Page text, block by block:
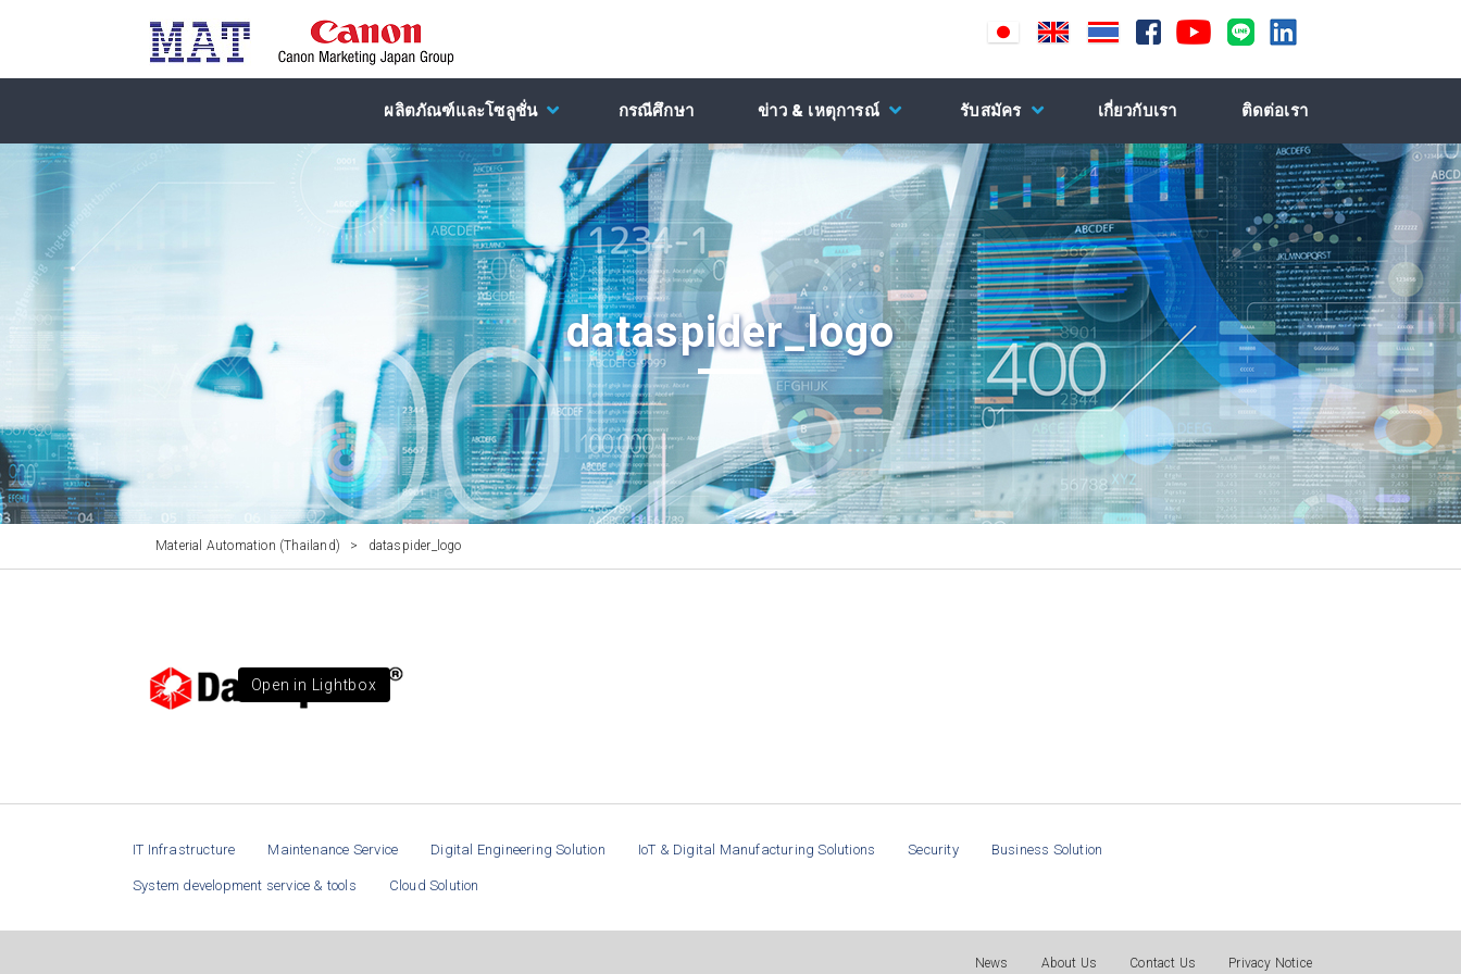
ผลิตภัณฑ์และโซลูชั่น กรณีศึกษา ข่าว & เหตุการณ์ รับสมัคร เกี่ยวกับเรา ติดต่อเรา
dataspider_logo
Material Automation (Thailand) > dataspider_logo
Open in Lightbox
IT Infrastructure Maintenance Service Digital Engineering Solution IoT & Digital Manufacturing Solutions Security Business Solution
System development service & tools Cloud Solution
News About Us Contact Us Privacy Notice